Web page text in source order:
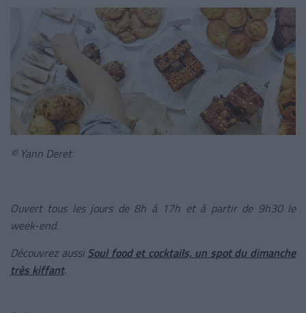
© Yann Deret
Ouvert tous les jours de 8h à 17h et à partir de 9h30 le
week-end.
Découvrez aussiSoul food et cocktails, un spot du dimanche
très kiffant.